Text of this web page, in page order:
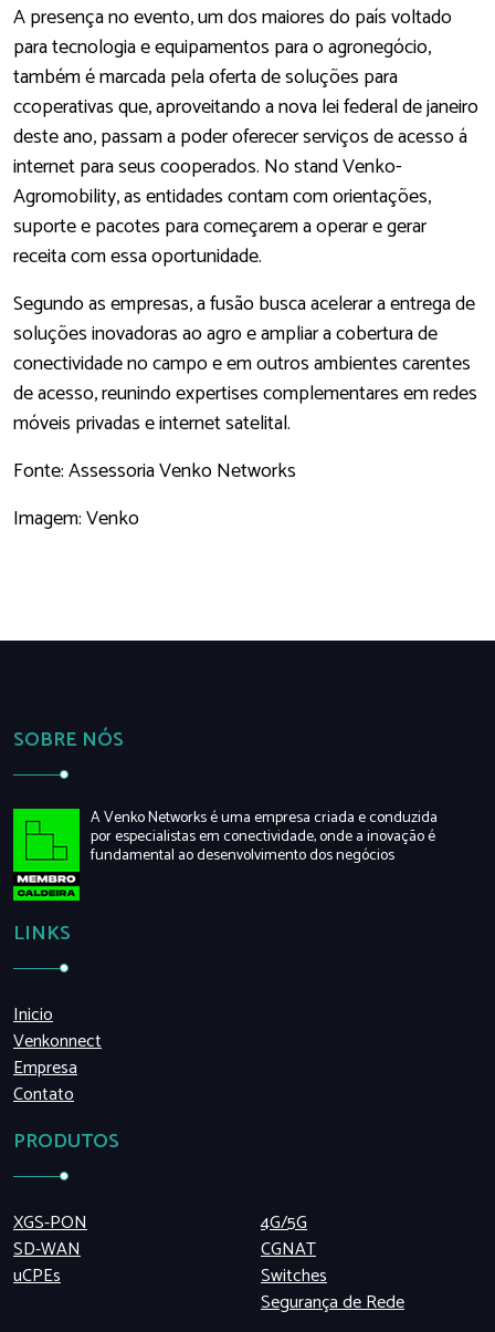
A presença no evento, um dos maiores do país voltado
para tecnologia e equipamentos para o agronegócio,
também é marcada pela oferta de soluções para
ccoperativas que, aproveitando a nova lei federal de janeiro
deste ano, passam a poder oferecer serviços de acesso á
internet para seus cooperados. No stand Venko-
Agromobility, as entidades contam com orientações,
suporte e pacotes para começarem a operar e gerar
receita com essa oportunidade.
Segundo as empresas, a fusão busca acelerar a entrega de
soluções inovadoras ao agro e ampliar a cobertura de
conectividade no campo e em outros ambientes carentes
de acesso, reunindo expertises complementares em redes
móveis privadas e internet satelital.
Fonte: Assessoria Venko Networks
Imagem: Venko
SOBRE NÓS
A Venko Networks é uma empresa criada e conduzida
por especialistas em conectividade, onde a inovação é
fundamental ao desenvolvimento dos negócios
LINKS
Inicio
Venkonnect
Empresa
Contato
PRODUTOS
XGS-PON
SD-WAN
uCPEs
4G/5G
CGNAT
Switches
Segurança de Rede